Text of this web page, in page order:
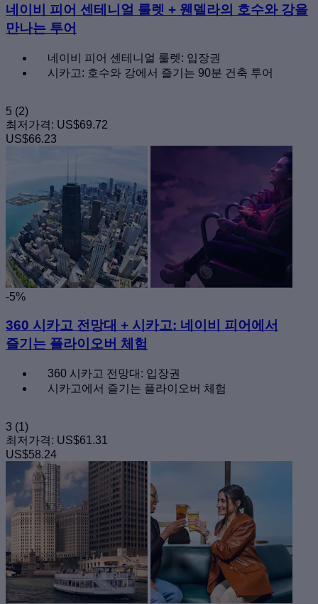
네이비 피어 센테니얼 룰렛 + 웬델라의 호수와 강을
만나는 투어
네이비 피어 센테니얼 룰렛: 입장권
시카고: 호수와 강에서 즐기는 90분 건축 투어
5 (2)
최저가격: US$69.72
US$66.23
-5%
360 시카고 전망대 + 시카고: 네이비 피어에서
즐기는 플라이오버 체험
360 시카고 전망대: 입장권
시카고에서 즐기는 플라이오버 체험
3 (1)
최저가격: US$61.31
US$58.24